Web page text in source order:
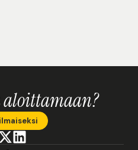
aloittamaan?